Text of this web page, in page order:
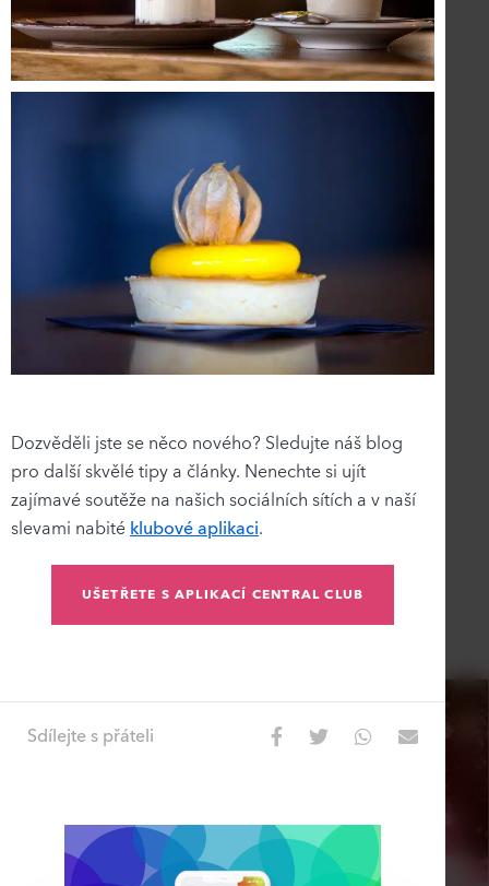
Dozvěděli jste se něco nového? Sledujte náš blog
pro další skvělé tipy a články. Nenechte si ujít
zajímavé soutěže na našich sociálních sítích a v naší
slevami nabité klubové aplikaci.
UŠETŘETE S APLIKACÍ CENTRAL CLUB
Sdílejte s přáteli